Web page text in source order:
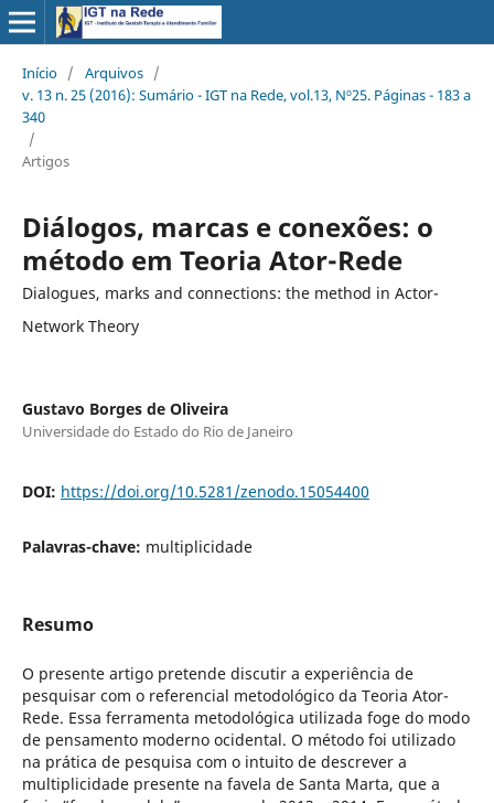
Início / Arquivos /
v. 13 n. 25 (2016): Sumário - IGT na Rede, vol.13, Nº25. Páginas - 183 a
340
/
Artigos
Diálogos, marcas e conexões: o
método em Teoria Ator-Rede
Dialogues, marks and connections: the method in Actor-
Network Theory
Gustavo Borges de Oliveira
Universidade do Estado do Rio de Janeiro
DOI: https://doi.org/10.5281/zenodo.15054400
Palavras-chave: multiplicidade
Resumo
O presente artigo pretende discutir a experiência de
pesquisar com o referencial metodológico da Teoria Ator-
Rede. Essa ferramenta metodológica utilizada foge do modo
de pensamento moderno ocidental. O método foi utilizado
na prática de pesquisa com o intuito de descrever a
multiplicidade presente na favela de Santa Marta, que a